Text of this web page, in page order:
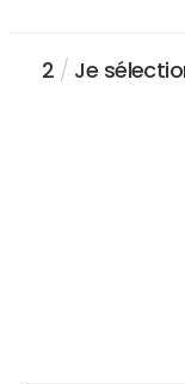
2 / Je